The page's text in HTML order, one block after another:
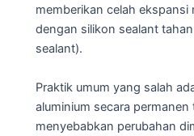
memberikan celah
dengan silikon sealant
sealant).
Praktik umum yang salah
aluminium secara permanen
menyebabkan perubahan